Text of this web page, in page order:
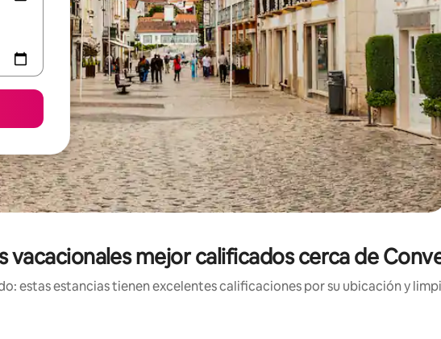
vacacionales mejor calificados cerca de
estas estancias tienen excelentes calificaciones por su ubicación y